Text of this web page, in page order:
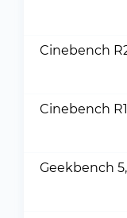
Cinebench
Cinebench
Geekbench